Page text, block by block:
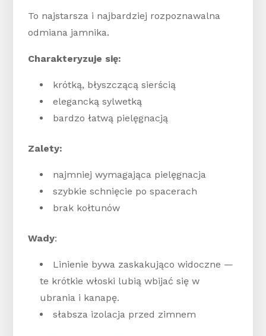
To najstarsza i najbardziej rozpoznawalna
odmiana jamnika.
Charakteryzuje się:
krótką, błyszczącą sierścią
elegancką sylwetką
bardzo łatwą pielęgnacją
Zalety:
najmniej wymagająca pielęgnacja
szybkie schnięcie po spacerach
brak kołtunów
Wady:
Linienie bywa zaskakująco widoczne —
te krótkie włoski lubią wbijać się w
ubrania i kanapę.
słabsza izolacja przed zimnem